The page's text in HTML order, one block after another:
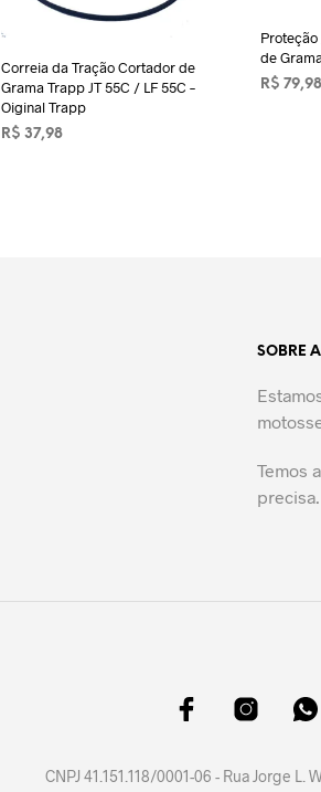
Correia da Tração Cortador de
Grama Trapp JT 55C / LF 55C –
Oiginal Trapp
R$ 37,98
de
R$ 79,98
SOBRE
Temos
precisa.
CNPJ 41.151.118/0001-06 - Rua Jorge L.